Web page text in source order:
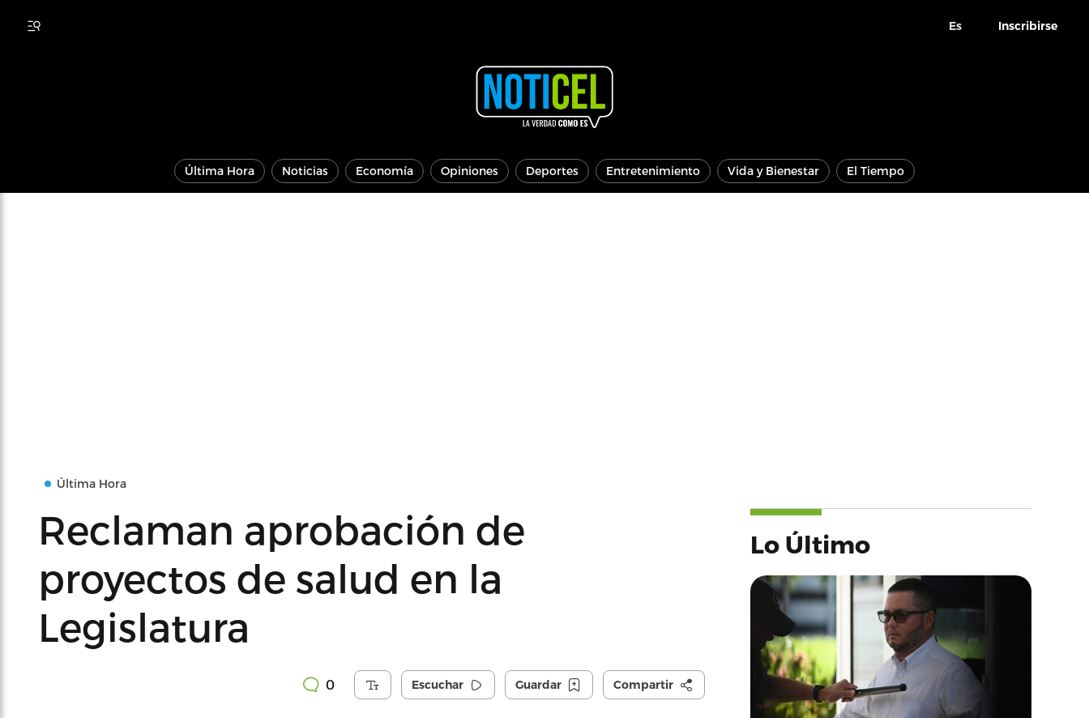
Es Inscribirse
Última Hora Noticias Economía Opiniones Deportes Entretenimiento Vida y Bienestar El Tiempo
Última Hora
Reclaman aprobación de
proyectos de salud en la
Legislatura
0 Escuchar Guardar Compartir
Lo Último